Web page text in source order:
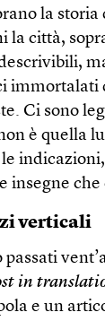
la storia
la città,
immortalati
Ci sono
è quella
insegne
verticali
passati
in
e un